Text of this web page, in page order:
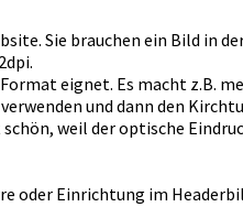
Sie brauchen ein Bild in
eignet. Es macht z.B.
und dann den
weil der optische
oder Einrichtung im